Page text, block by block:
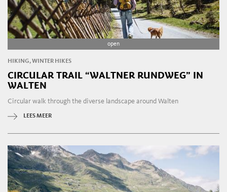
open
HIKING, WINTER HIKES
CIRCULAR TRAIL “WALTNER RUNDWEG” IN
WALTEN
Circular walk through the diverse landscape around Walten
LEES MEER